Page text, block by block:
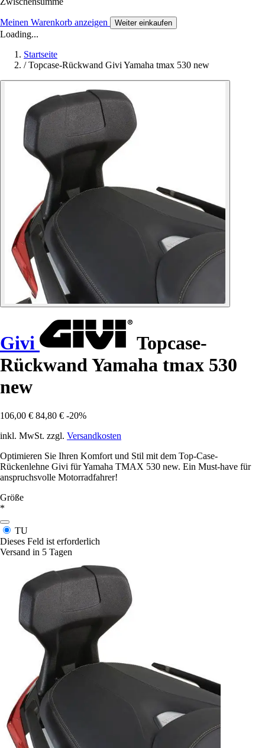
Meinen Warenkorb anzeigen Weiter einkaufen
Loading...
Startseite
/ Topcase-Rückwand Givi Yamaha tmax 530 new
Givi
Topcase-
Rückwand Yamaha tmax 530
new
106,00 € 84,80 € -20%
inkl. MwSt. zzgl. Versandkosten
Optimieren Sie Ihren Komfort und Stil mit dem Top-Case-
Rückenlehne Givi für Yamaha TMAX 530 new. Ein Must-have für
anspruchsvolle Motorradfahrer!
Größe
*
TU
Dieses Feld ist erforderlich
Versand in 5 Tagen